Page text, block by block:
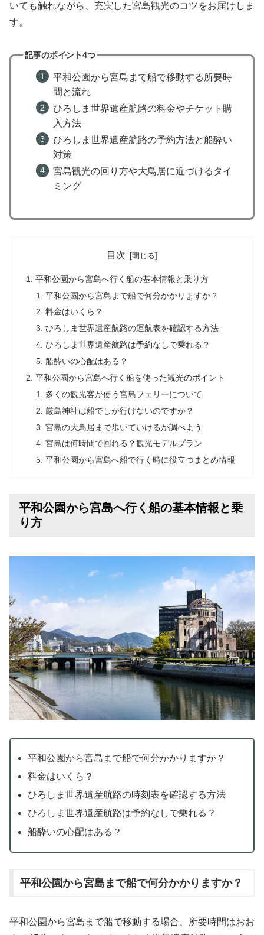
いても触れながら、充実した宮島観光のコツをお届けしま
す。
記事のポイント4つ
平和公園から宮島まで船で移動する所要時
間と流れ
ひろしま世界遺産航路の料金やチケット購
入方法
ひろしま世界遺産航路の予約方法と船酔い
対策
宮島観光の回り方や大鳥居に近づけるタイ
ミング
目次
平和公園から宮島へ行く船の基本情報と乗り方
平和公園から宮島まで船で何分かかりますか？
料金はいくら？
ひろしま世界遺産航路の運航表を確認する方法
ひろしま世界遺産航路は予約なしで乗れる？
船酔いの心配はある？
平和公園から宮島へ行く船を使った観光のポイント
多くの観光客が使う宮島フェリーについて
厳島神社は船でしか行けないのですか？
宮島の大鳥居まで歩いていけるか調べよう
宮島は何時間で回れる？観光モデルプラン
平和公園から宮島へ船で行く時に役立つまとめ情報
平和公園から宮島へ行く船の基本情報と乗
り方
平和公園から宮島まで船で何分かかりますか？
料金はいくら？
ひろしま世界遺産航路の時刻表を確認する方法
ひろしま世界遺産航路は予約なしで乗れる？
船酔いの心配はある？
平和公園から宮島まで船で何分かかりますか？
平和公園から宮島まで船で移動する場合、所要時間はおお